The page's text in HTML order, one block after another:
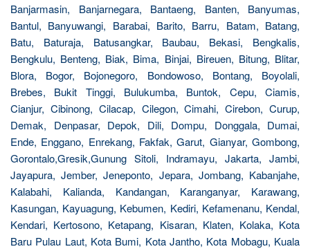
Banjarmasin, Banjarnegara, Bantaeng, Banten, Banyumas,
Bantul, Banyuwangi, Barabai, Barito, Barru, Batam, Batang,
Batu, Baturaja, Batusangkar, Baubau, Bekasi, Bengkalis,
Bengkulu, Benteng, Biak, Bima, Binjai, Bireuen, Bitung, Blitar,
Blora, Bogor, Bojonegoro, Bondowoso, Bontang, Boyolali,
Brebes, Bukit Tinggi, Bulukumba, Buntok, Cepu, Ciamis,
Cianjur, Cibinong, Cilacap, Cilegon, Cimahi, Cirebon, Curup,
Demak, Denpasar, Depok, Dili, Dompu, Donggala, Dumai,
Ende, Enggano, Enrekang, Fakfak, Garut, Gianyar, Gombong,
Gorontalo,Gresik,Gunung Sitoli, Indramayu, Jakarta, Jambi,
Jayapura, Jember, Jeneponto, Jepara, Jombang, Kabanjahe,
Kalabahi, Kalianda, Kandangan, Karanganyar, Karawang,
Kasungan, Kayuagung, Kebumen, Kediri, Kefamenanu, Kendal,
Kendari, Kertosono, Ketapang, Kisaran, Klaten, Kolaka, Kota
Baru Pulau Laut, Kota Bumi, Kota Jantho, Kota Mobagu, Kuala